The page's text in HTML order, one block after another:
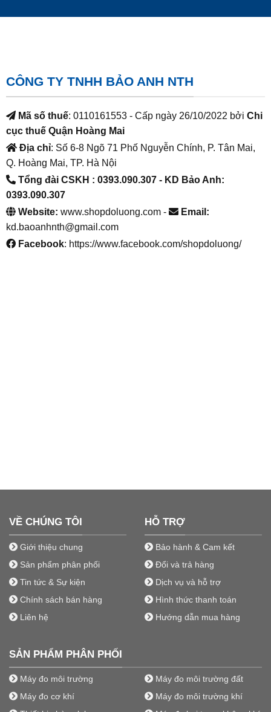
CÔNG TY TNHH BẢO ANH NTH
Mã số thuế: 0110161553 - Cấp ngày 26/10/2022 bởi Chi
cục thuế Quận Hoàng Mai
Địa chỉ: Số 6-8 Ngõ 71 Phố Nguyễn Chính, P. Tân Mai,
Q. Hoàng Mai, TP. Hà Nội
Tổng đài CSKH : 0393.090.307- KD Bảo Anh:
0393.090.307
Website: www.shopdoluong.com -
Email:
kd.baoanhnth@gmail.com
Facebook: https://www.facebook.com/shopdoluong/
VỀ CHÚNG TÔI
Giới thiệu chung
Sản phẩm phân phối
Tin tức & Sự kiện
Chính sách bán hàng
Liên hệ
HỖ TRỢ
Bảo hành & Cam kết
Đổi và trả hàng
Dịch vụ và hỗ trợ
Hình thức thanh toán
Hướng dẫn mua hàng
SẢN PHẨM PHÂN PHỐI
Máy đo môi trường
Máy đo cơ khí
Máy đo môi trường đất
Máy đo môi trường khí